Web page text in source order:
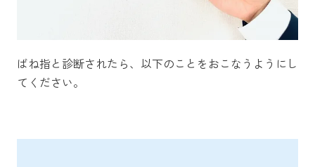
ばね指と診断されたら、以下のことをおこなうようにし
てください。